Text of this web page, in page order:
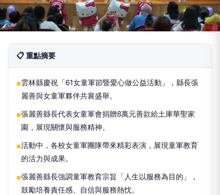
📋 重點摘要
●雲林縣慶祝「61女童軍節暨愛心做公益活動」，縣長張
麗善與女童軍夥伴共襄盛舉。
●張麗善縣長代表女童軍會捐贈8萬元善款給土庫華聖家
園，展現關懷與服務精神。
●活動中，各校女童軍團隊帶來精彩表演，展現童軍教育
的活力與成果。
●張麗善縣長強調童軍教育宗旨「人生以服務為目的」，
鼓勵培養責任感、自信與服務熱忱。